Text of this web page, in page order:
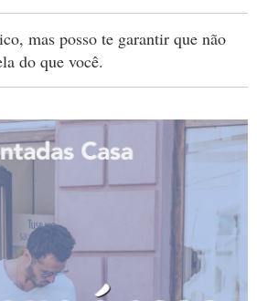
mas posso te garantir que não
do que você.